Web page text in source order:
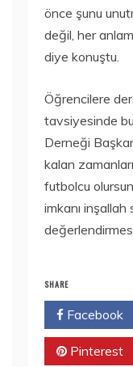
önce şunu
değil, her
diye konuştu.
Öğrencilere
tavsiyesinde
Derneği
kalan
futbolcu
imkanı inşallah
SHARE
Facebook
Pinterest